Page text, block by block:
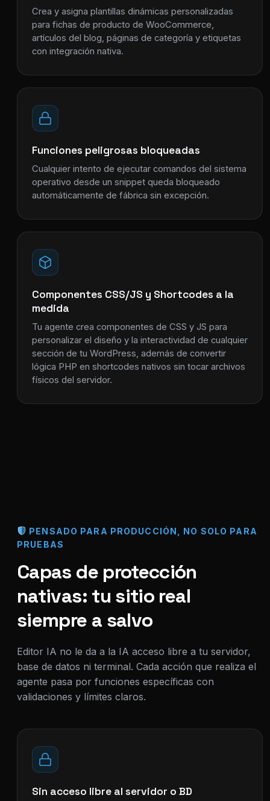
Crea y asigna plantillas dinámicas personalizadas
para fichas de producto de WooCommerce,
artículos del blog, páginas de categoría y etiquetas
con integración nativa.
Funciones peligrosas bloqueadas
Cualquier intento de ejecutar comandos del sistema
operativo desde un snippet queda bloqueado
automáticamente de fábrica sin excepción.
Componentes CSS/JS y Shortcodes a la
medida
Tu agente crea componentes de CSS y JS para
personalizar el diseño y la interactividad de cualquier
sección de tu WordPress, además de convertir
lógica PHP en shortcodes nativos sin tocar archivos
físicos del servidor.
PENSADO PARA PRODUCCIÓN, NO SOLO PARA
PRUEBAS
Capas de protección
nativas: tu sitio real
siempre a salvo
Editor IA no le da a la IA acceso libre a tu servidor,
base de datos ni terminal. Cada acción que realiza el
agente pasa por funciones específicas con
validaciones y límites claros.
Sin acceso libre al servidor o BD